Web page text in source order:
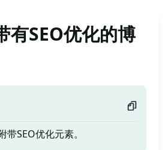
有SEO优化的博
SEO优化元素。